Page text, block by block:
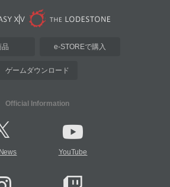
品 e-STOREで購入
ゲームダウンロード
Official Information
News YouTube